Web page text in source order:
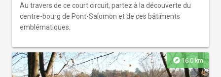
Au travers de ce court circuit, partez à la découverte du
centre-bourg de Pont-Salomon et de ces bâtiments
emblématiques.
explore16.0 km